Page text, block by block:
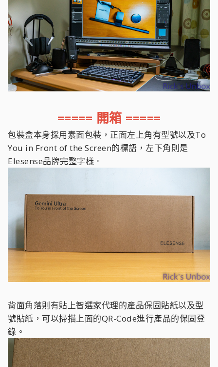
===== 開箱 =====
包裝盒本身採用素面包裝，正面左上角有型號以及To
You in Front of the Screen的標語，左下角則是
Elesense品牌完整字樣。
背面角落則有貼上智選家代理的產品保固貼紙以及型
號貼紙，可以掃描上面的QR-Code進行產品的保固登
錄。